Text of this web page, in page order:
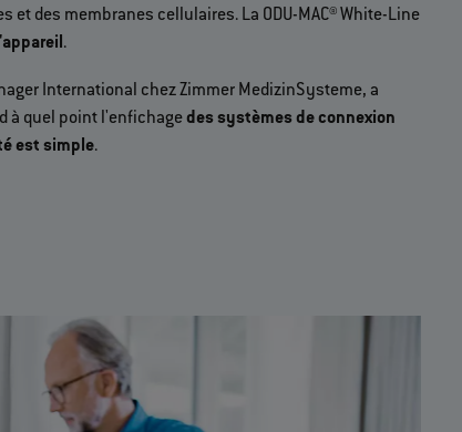
des membranes cellulaires. La ODU-MAC® White-Line
.
International chez Zimmer MedizinSysteme, a
à quel point l'enfichagedes systèmes de connexion
est simple.